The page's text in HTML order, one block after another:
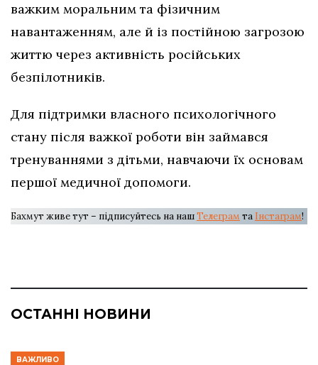
важким моральним та фізичним
навантаженням, але й із постійною загрозою
життю через активність російських
безпілотників.
Для підтримки власного психологічного
стану після важкої роботи він займався
тренуваннями з дітьми, навчаючи їх основам
першої медичної допомоги.
Бахмут живе тут – підписуйтесь на нашТелеграм та Інстаграм!
ОСТАННІ НОВИНИ
ВАЖЛИВО